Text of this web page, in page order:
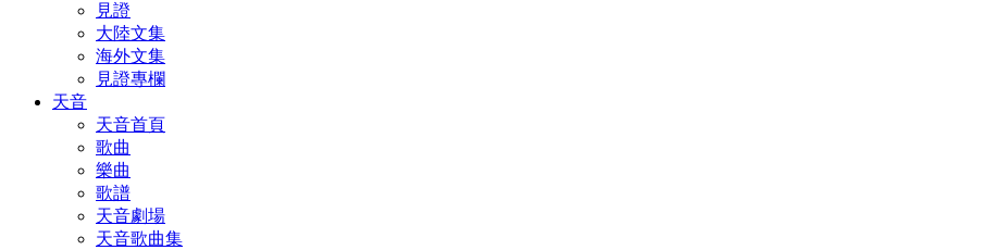
見證
大陸文集
海外文集
見證專欄
天音
天音首頁
歌曲
樂曲
歌譜
天音劇場
天音歌曲集